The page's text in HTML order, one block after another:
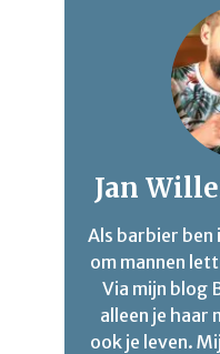
Jan
Als barbier ben
om mannen
Via mijn blog
alleen je haar
ook je leven.